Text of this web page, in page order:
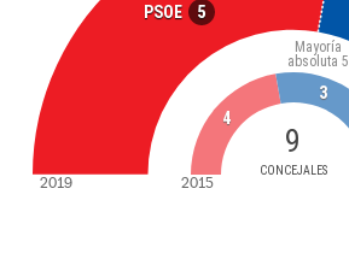
PSOE 5
9
CONCEJALES
Mayoría
absoluta 5
4
3
2019 2015